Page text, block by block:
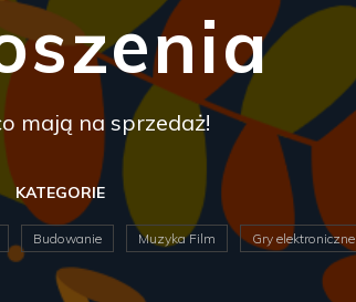
mają na sprzedaż!
KATEGORIE
Budowanie Muzyka Film Gry elektroniczne